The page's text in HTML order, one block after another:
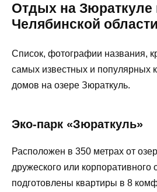
Отдых на Зюраткуле
Челябинской области
Список, фотографии названия,
самых известных и популярных
домов на озере Зюраткуль.
Эко-парк «Зюраткуль»
Расположен в 350 метрах от
дружеского или корпоративного
подготовлены квартиры в 8